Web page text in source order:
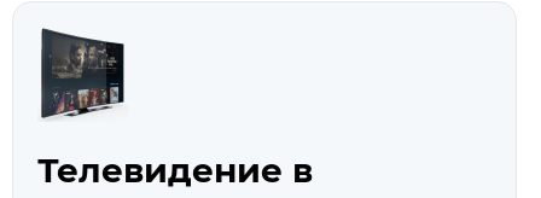
Телевидение в